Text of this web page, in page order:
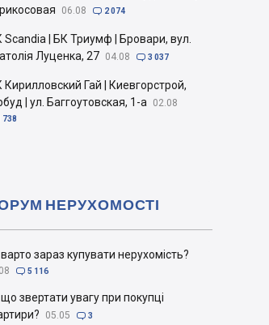
06.08  2 074
| БК Триумф | Бровари, вул.
Луценка, 27 04.08  3 037
Гай | Киевгорстрой,
| ул. Баггоутовская, 1-а
02.08
738
зараз купувати нерухомість?
 5 116
звертати увагу при покупці
05.05  3
НЕРУХОМОСТІ